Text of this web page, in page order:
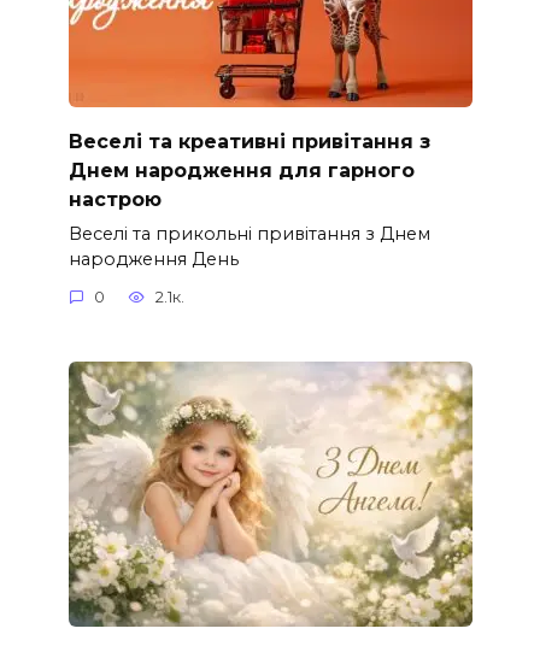
Веселі та креативні привітання з
Днем народження для гарного
настрою
Веселі та прикольні привітання з Днем
народження День
0 2.1к.